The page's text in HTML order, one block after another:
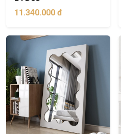
11.340.000 đ